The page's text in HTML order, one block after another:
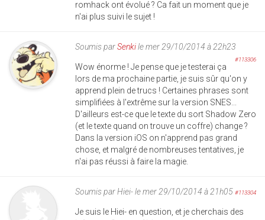
romhack ont évolué ? Ca fait un moment que je
n'ai plus suivi le sujet !
Soumis parSenkile mer 29/10/2014 à 22h23
#113306
Wow énorme ! Je pense que je testerai ça
lors de ma prochaine partie, je suis sûr qu'on y
apprend plein de trucs ! Certaines phrases sont
simplifiées à l'extrême sur la version SNES...
D'ailleurs est-ce que le texte du sort Shadow Zero
(et le texte quand on trouve un coffre) change ?
Dans la version iOS on n'apprend pas grand
chose, et malgré de nombreuses tentatives, je
n'ai pas réussi à faire la magie.
Soumis parHiei-le mer 29/10/2014 à 21h05 #113304
Je suis le Hiei- en question, et je cherchais des